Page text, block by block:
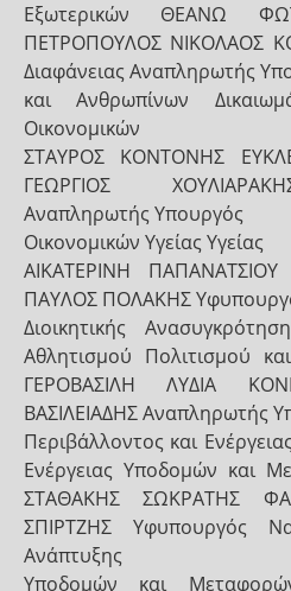
Εξωτερικών ΘΕΑΝΩ
ΠΕΤΡΟΠΟΥΛΟΣ ΝΙΚΟΛΑΟΣ
Διαφάνειας Αναπληρωτής
και Ανθρωπίνων
Οικονομικών
ΣΤΑΥΡΟΣ ΚΟΝΤΟΝΗΣ
ΓΕΩΡΓΙΟΣ
Αναπληρωτής Υπουργός
Οικονομικών Υγείας Υγείας
ΑΙΚΑΤΕΡΙΝΗ
ΠΑΥΛΟΣ ΠΟΛΑΚΗΣ
Διοικητικής
Αθλητισμού Πολιτισμού
ΓΕΡΟΒΑΣΙΛΗ ΛΥΔΙΑ
ΒΑΣΙΛΕΙΑΔΗΣ Αναπληρωτής
Περιβάλλοντος και
Ενέργειας Υποδομών και
ΣΤΑΘΑΚΗΣ ΣΩΚΡΑΤΗΣ
ΣΠΙΡΤΖΗΣ Υφυπουργός
Ανάπτυξης
Υποδομών και